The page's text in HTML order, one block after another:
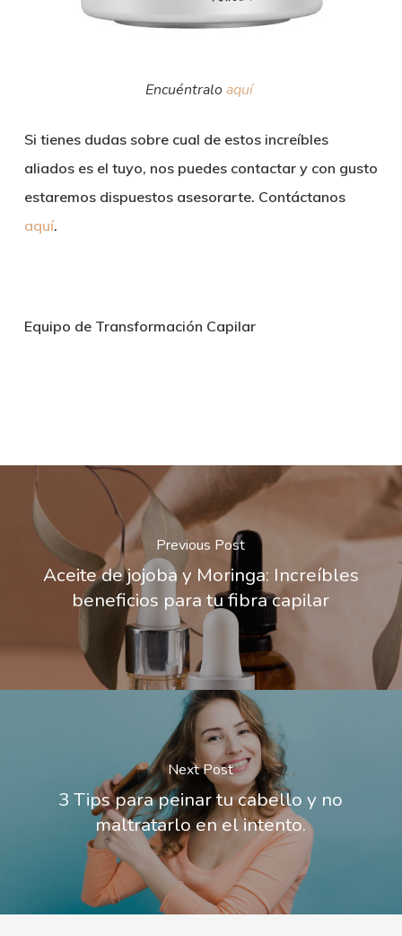
Encuéntraloaquí
Si tienes dudas sobre cual de estos increíbles
aliados es el tuyo, nos puedes contactar y con gusto
estaremos dispuestos asesorarte. Contáctanos
aquí.
Equipo de Transformación Capilar
Previous Post
Aceite de jojoba y Moringa: Increíbles
beneficios para tu fibra capilar
Next Post
3 Tips para peinar tu cabello y no
maltratarlo en el intento.